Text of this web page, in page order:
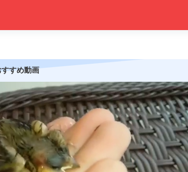
すめ動画